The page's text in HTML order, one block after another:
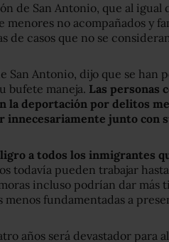
de San Antonio, que al igual
menores no acompañados y
de casos que no se
San Antonio, dijo que se han
bufete maneja. Las personas
la deportación por delitos
junto con
a todos los inmigrantes
todavía pueden trabajar
incluso podrían dar más
fundamentadas a
años será devastador para